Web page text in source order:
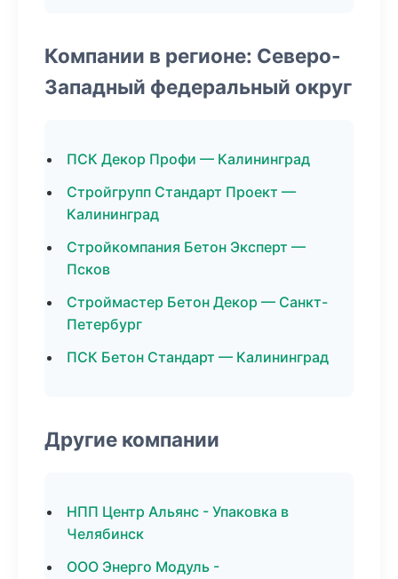
Компании в регионе: Северо-
Западный федеральный округ
ПСК Декор Профи — Калининград
Стройгрупп Стандарт Проект —
Калининград
Стройкомпания Бетон Эксперт —
Псков
Строймастер Бетон Декор — Санкт-
Петербург
ПСК Бетон Стандарт — Калининград
Другие компании
НПП Центр Альянс - Упаковка в
Челябинск
ООО Энерго Модуль -